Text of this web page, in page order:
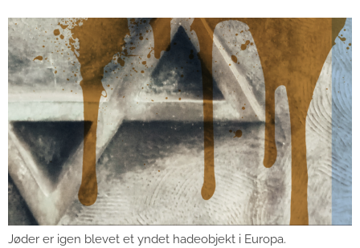
Jøder er igen blevet et yndet hadeobjekt i Europa.